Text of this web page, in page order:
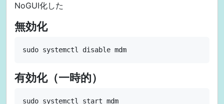
NoGUI化した
無効化
有効化（一時的）